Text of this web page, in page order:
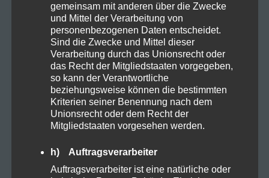
Natural
Organic 5
Proteine
Rezepte
Sucht 1
gemeinsam mit anderen über die Zwecke
und Mittel der Verarbeitung von
personenbezogenen Daten entscheidet.
Sind die Zwecke und Mittel dieser
Verarbeitung durch das Unionsrecht oder
das Recht der Mitgliedstaaten vorgegeben,
so kann der Verantwortliche
beziehungsweise können die bestimmten
Kriterien seiner Benennung nach dem
Unionsrecht oder dem Recht der
Mitgliedstaaten vorgesehen werden.
h) Auftragsverarbeiter
Auftragsverarbeiter ist eine natürliche oder